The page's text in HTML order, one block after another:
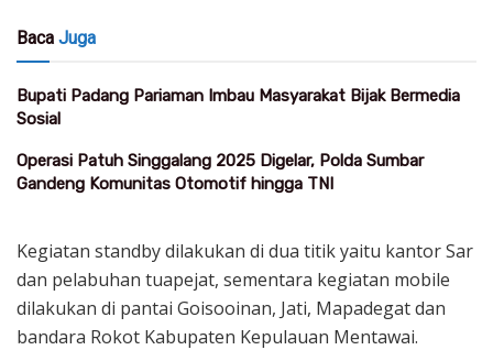
Baca Juga
Bupati Padang Pariaman Imbau Masyarakat Bijak Bermedia
Sosial
Operasi Patuh Singgalang 2025 Digelar, Polda Sumbar
Gandeng Komunitas Otomotif hingga TNI
Kegiatan standby dilakukan di dua titik yaitu kantor Sar
dan pelabuhan tuapejat, sementara kegiatan mobile
dilakukan di pantai Goisooinan, Jati, Mapadegat dan
bandara Rokot Kabupaten Kepulauan Mentawai.